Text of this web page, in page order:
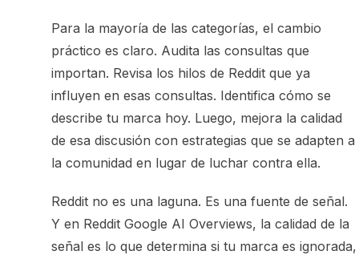
Para la mayoría de las categorías, el cambio
práctico es claro. Audita las consultas que
importan. Revisa los hilos de Reddit que ya
influyen en esas consultas. Identifica cómo se
describe tu marca hoy. Luego, mejora la calidad
de esa discusión con estrategias que se adapten a
la comunidad en lugar de luchar contra ella.
Reddit no es una laguna. Es una fuente de señal.
Y en Reddit Google AI Overviews, la calidad de la
señal es lo que determina si tu marca es ignorada,